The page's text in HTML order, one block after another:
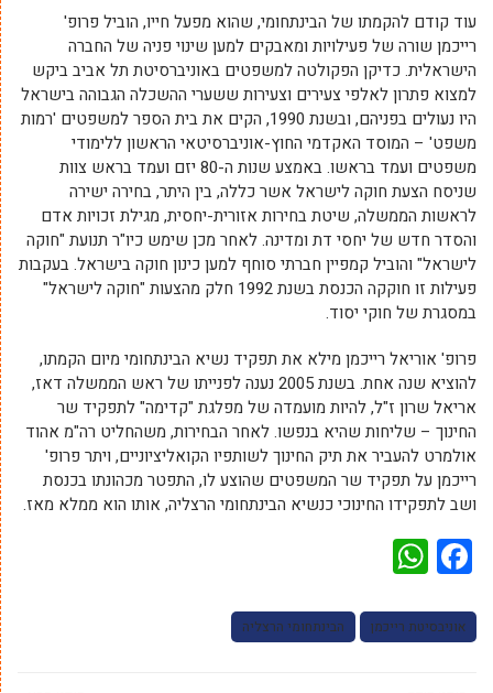
עוד קודם להקמתו של הבינתחומי, שהוא מפעל חייו, הוביל פרופ'
רייכמן שורה של פעילויות ומאבקים למען שינוי פניה של החברה
הישראלית. כדיקן הפקולטה למשפטים באוניברסיטת תל אביב ביקש
למצוא פתרון לאלפי צעירים וצעירות ששערי ההשכלה הגבוהה בישראל
היו נעולים בפניהם, ובשנת 1990, הקים את בית הספר למשפטים 'רמות
משפט' – המוסד האקדמי החוץ-אוניברסיטאי הראשון ללימודי
משפטים ועמד בראשו. באמצע שנות ה-80 יזם ועמד בראש צוות
שניסח הצעת חוקה לישראל אשר כללה, בין היתר, בחירה ישירה
לראשות הממשלה, שיטת בחירות אזורית-יחסית, מגילת זכויות אדם
והסדר חדש של יחסי דת ומדינה. לאחר מכן שימש כיו"ר תנועת "חוקה
לישראל" והוביל קמפיין חברתי סוחף למען כינון חוקה בישראל. בעקבות
פעילות זו חוקקה הכנסת בשנת 1992 חלק מהצעות "חוקה לישראל"
במסגרת של חוקי יסוד.
פרופ' אוריאל רייכמן מילא את תפקיד נשיא הבינתחומי מיום הקמתו,
להוציא שנה אחת. בשנת 2005 נענה לפנייתו של ראש הממשלה דאז,
אריאל שרון ז"ל, להיות מועמדה של מפלגת "קדימה" לתפקיד שר
החינוך – שליחות שהיא בנפשו. לאחר הבחירות, משהחליט רה"מ אהוד
אולמרט להעביר את תיק החינוך לשותפיו הקואליציוניים, ויתר פרופ'
רייכמן על תפקיד שר המשפטים שהוצע לו, התפטר מכהונתו בכנסת
ושב לתפקידו החינוכי כנשיא הבינתחומי הרצליה, אותו הוא ממלא מאז.
Facebook
אוניבסיטת רייכמן הבינתחומי הרצליה